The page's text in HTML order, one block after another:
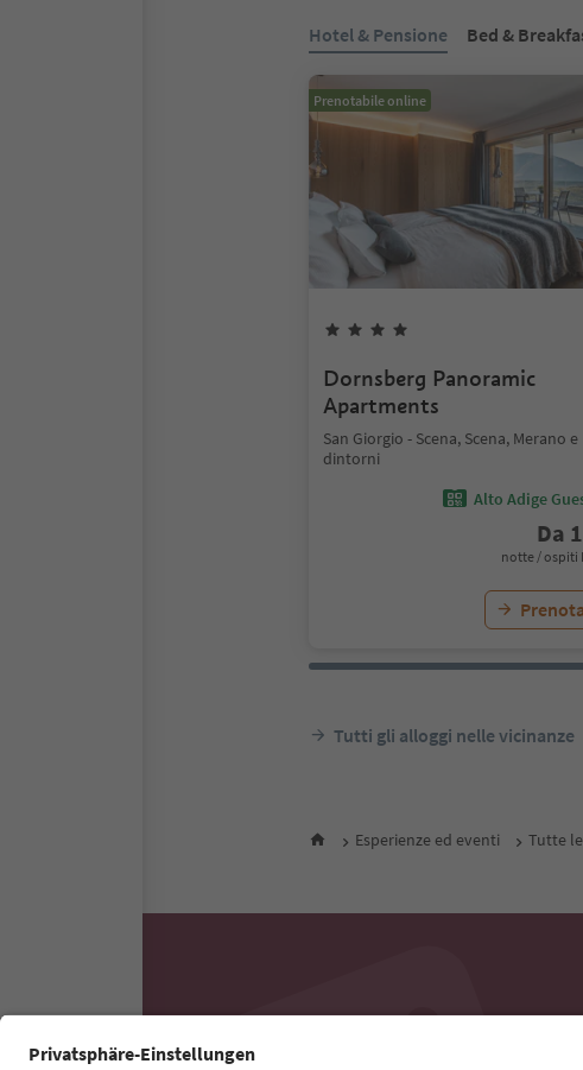
Hotel & Pensione Bed &
Prenotabile online
Dornsberg Panoramic
Apartments
San Giorgio - Scena, Scena, Merano e
dintorni
Alto Adige
Da
notte / ospiti
Tutti gli alloggi nelle vicinanze
Esperienze ed eventi Tutte